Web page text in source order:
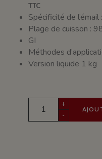
TTC
Spécificité de
Plage de cuisson :
GI
Méthodes
Version liquide 1 kg
+
-